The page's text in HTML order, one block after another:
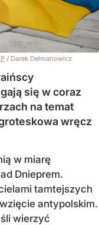
/ Darek Delmanowicz
się w coraz
na temat
wręcz
w miarę
Dnieprem.
tamtejszych
antypolskim.
wierzyć